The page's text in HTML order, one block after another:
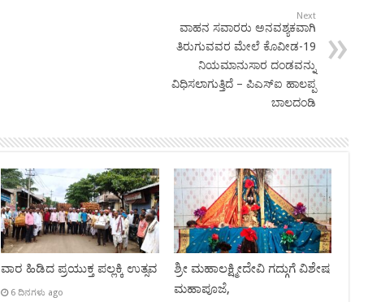
Next
ವಾಹನ ಸವಾರರು ಅನವಶ್ಯಕವಾಗಿ
ತಿರುಗುವವರ ಮೇಲೆ ಕೊವೀಡ-19
ನಿಯಮಾನುಸಾರ ದಂಡವನ್ನು
ವಿಧಿಸಲಾಗುತ್ತಿದೆ – ಪಿಎಸ್‍ಐ ಹಾಲಪ್ಪ
ಬಾಲದಂಡಿ
ವಾರ ಹಿಡಿದ ಪ್ರಯುಕ್ತ ಪಲ್ಲಕ್ಕಿ ಉತ್ಸವ
6 ದಿನಗಳು ago
ಶ್ರೀ ಮಹಾಲಕ್ಷ್ಮೀದೇವಿ ಗದ್ಗುಗೆ ವಿಶೇಷ
ಮಹಾಪೂಜೆ,